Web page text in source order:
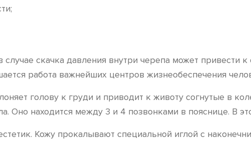
скачка давления внутри черепа может привести к
работа важнейших центров жизнеобеспечения
голову к груди и приводит к животу согнутые в
Оно находится между 3 и 4 позвонками в пояснице. В
Кожу прокалывают специальной иглой с